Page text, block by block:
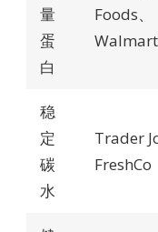
量
蛋
白
Foods、
Walmart
稳
定
碳
水
Trader
FreshCo